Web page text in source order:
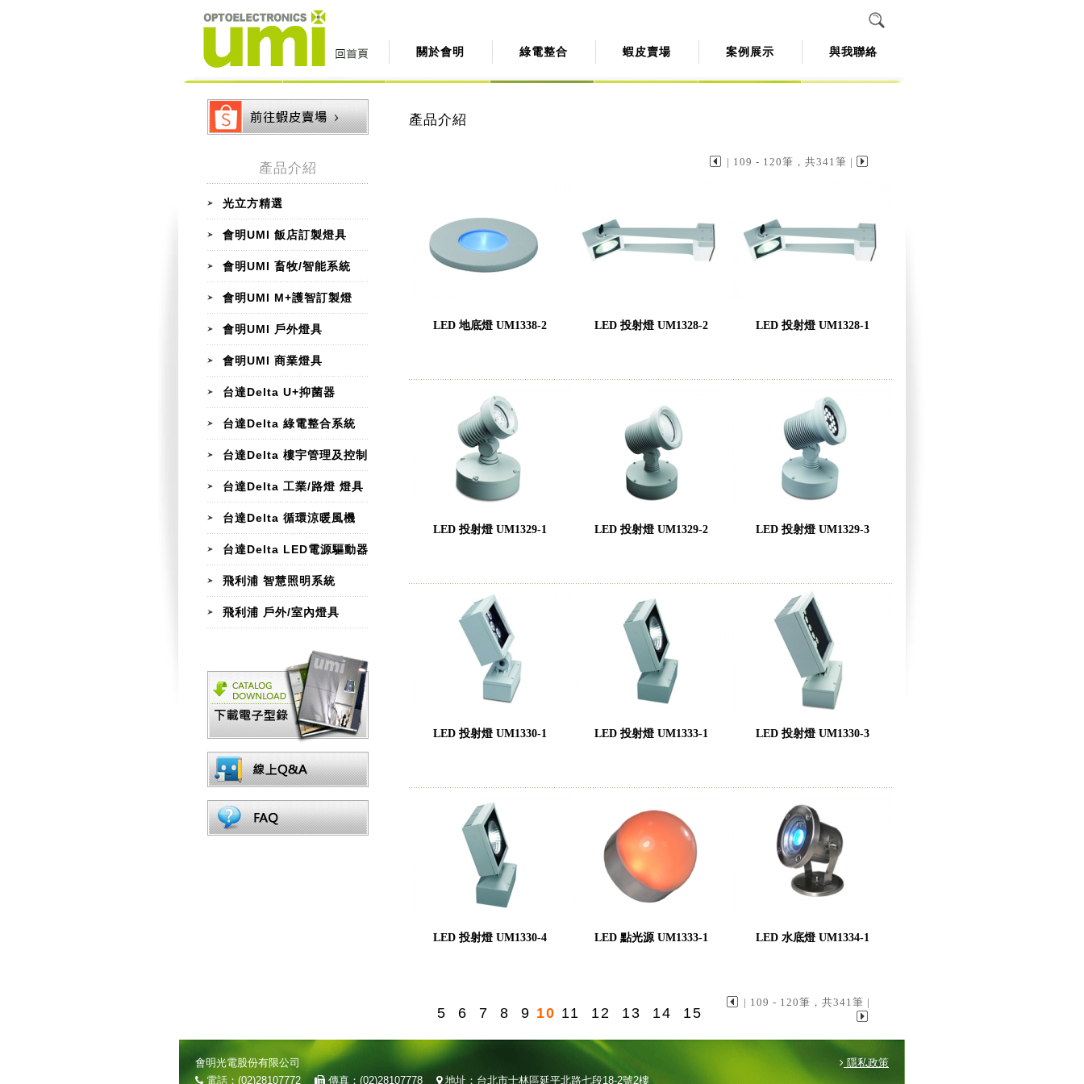
關於會明 綠電整合 蝦皮賣場 案例展示 與我聯絡
產品介紹
光立方精選
會明UMI 飯店訂製燈具
會明UMI 畜牧/智能系統
會明UMI M+護智訂製燈
會明UMI 戶外燈具
會明UMI 商業燈具
台達Delta U+抑菌器
台達Delta 綠電整合系統
台達Delta 樓宇管理及控制
台達Delta 工業/路燈 燈具
台達Delta 循環涼暖風機
台達Delta LED電源驅動器
飛利浦 智慧照明系統
飛利浦 戶外/室內燈具
產品介紹
| 109 - 120筆，共341筆 |
LED 地底燈 UM1338-2 LED 投射燈 UM1328-2 LED 投射燈 UM1328-1
LED 投射燈 UM1329-1 LED 投射燈 UM1329-2 LED 投射燈 UM1329-3
LED 投射燈 UM1330-1 LED 投射燈 UM1333-1 LED 投射燈 UM1330-3
LED 投射燈 UM1330-4 LED 點光源 UM1333-1 LED 水底燈 UM1334-1
5 6 7 8 9 10 11 12 13 14 15
| 109 - 120筆，共341筆 |
會明光電股份有限公司
電話：(02)28107772
傳真：(02)28107778 地址：台北市士林區延平北路七段18-2號2樓
隱私政策